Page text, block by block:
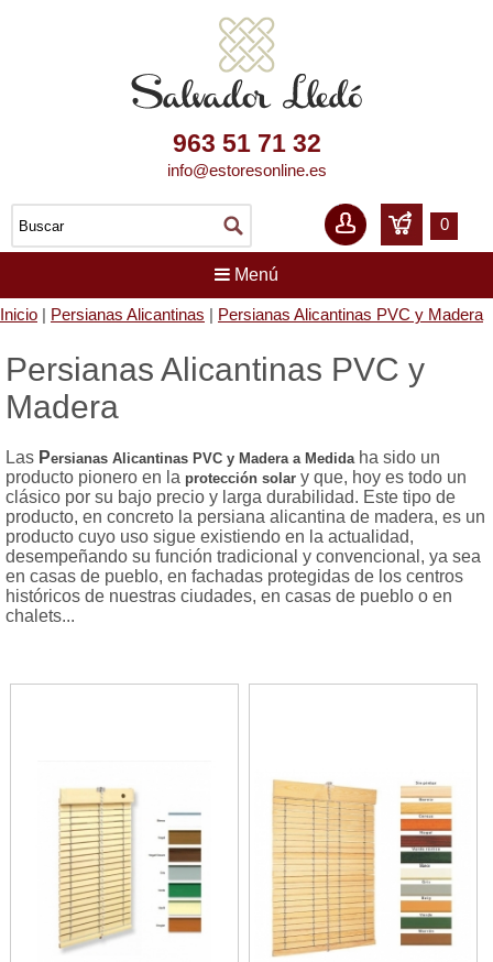
963 51 71 32
info@estoresonline.es
0
Menú
Inicio | Persianas Alicantinas | Persianas Alicantinas PVC y Madera
Persianas Alicantinas PVC y
Madera
Las Persianas Alicantinas PVC y Madera a Medida ha sido un
producto pionero en la protección solar y que, hoy es todo un
clásico por su bajo precio y larga durabilidad. Este tipo de
producto, en concreto la persiana alicantina de madera, es un
producto cuyo uso sigue existiendo en la actualidad,
desempeñando su función tradicional y convencional, ya sea
en casas de pueblo, en fachadas protegidas de los centros
históricos de nuestras ciudades, en casas de pueblo o en
chalets...